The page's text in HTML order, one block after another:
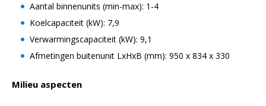
Aantal binnenunits (min-max): 1-4
Koelcapaciteit (kW): 7,9
Verwarmingscapaciteit (kW): 9,1
Afmetingen buitenunit LxHxB (mm): 950 x 834 x 330
Milieu aspecten